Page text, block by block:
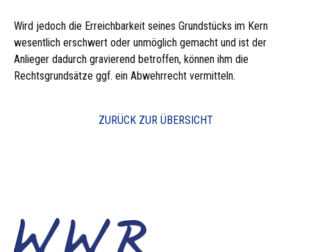
Wird jedoch die Erreichbarkeit seines Grundstücks im Kern
wesentlich erschwert oder unmöglich gemacht und ist der
Anlieger dadurch gravierend betroffen, können ihm die
Rechtsgrundsätze ggf. ein Abwehrrecht vermitteln.
ZURÜCK ZUR ÜBERSICHT